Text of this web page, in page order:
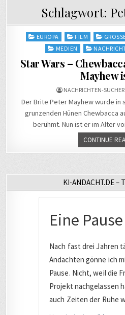
Schlagwort:
Posted
EUROPA FILM
MEDIEN
Star Wars –
Mayhew
NACHRICHTEN-
Der Brite Peter Mayhew wurde
grunzenden Hünen Chewbacca
berühmt. Nun ist er im Alter
CONTINUE
KI-ANDACHT.DE –